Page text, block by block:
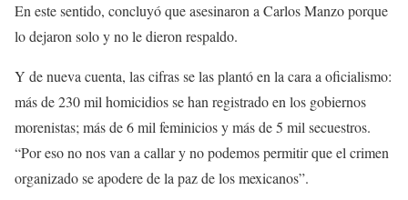
En este sentido, concluyó que asesinaron a Carlos Manzo porque
lo dejaron solo y no le dieron respaldo.
Y de nueva cuenta, las cifras se las plantó en la cara a oficialismo:
más de 230 mil homicidios se han registrado en los gobiernos
morenistas; más de 6 mil feminicios y más de 5 mil secuestros.
“Por eso no nos van a callar y no podemos permitir que el crimen
organizado se apodere de la paz de los mexicanos”.